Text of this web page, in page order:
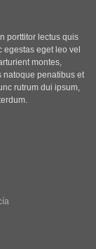
porttitor lectus quis
eget leo vel
montes,
natoque penatibus et
rutrum dui ipsum,